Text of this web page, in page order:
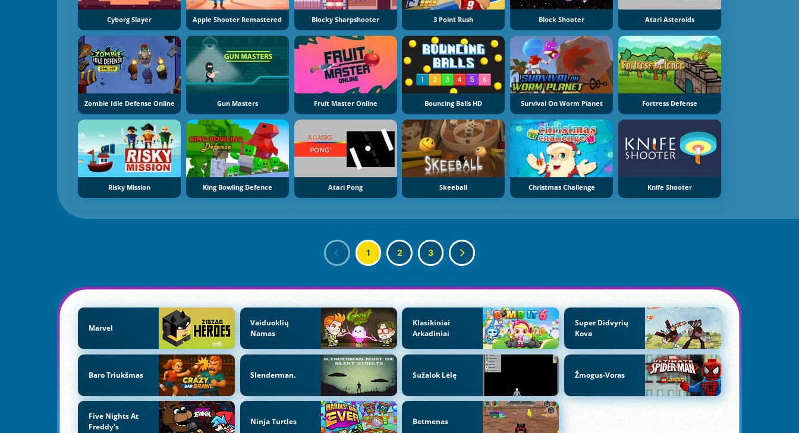
Cyborg Slayer Apple Shooter Remastered Blocky Sharpshooter 3 Point Rush Block Shooter Atari Asteroids
Zombie Idle Defense Online Gun Masters Fruit Master Online Bouncing Balls HD Survival On Worm Planet Fortress Defense
Risky Mission King Bowling Defence Atari Pong Skeeball Christmas Challenge Knife Shooter
1 2 3
Marvel
Vaiduoklių
Namas
Klasikiniai
Arkadiniai
Super Didvyrių
Kova
Baro Triukšmas Slenderman. Sužalok Lėlę Žmogus-Voras
Five Nights At
Freddy's
Ninja Turtles Betmenas